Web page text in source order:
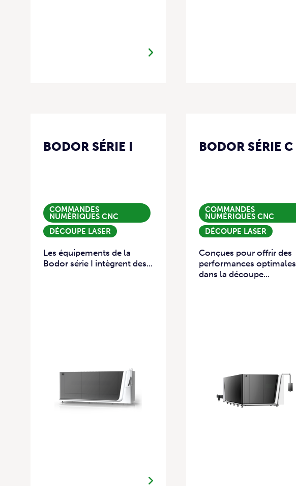
BODOR SÉRIE I
COMMANDES
NUMÉRIQUES CNC
DÉCOUPE LASER
Les équipements de la
Bodor série I intègrent des...
BODOR SÉRIE C
COMMANDES
NUMÉRIQUES CNC
DÉCOUPE LASER
Conçues pour offrir des
performances optimales
dans la découpe...